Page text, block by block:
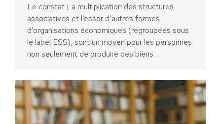
Le constat La multiplication des structures
associatives et l’essor d’autres formes
d’organisations économiques (regroupées sous
le label ESS), sont un moyen pour les personnes
non seulement de produire des biens…